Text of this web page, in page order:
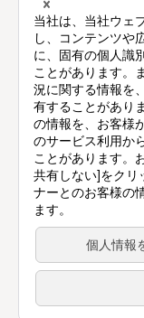
お問い合わせ
プライバシー通知